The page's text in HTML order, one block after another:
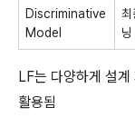
Discriminative
Model
최
LF는 다양하게 설
활용됨